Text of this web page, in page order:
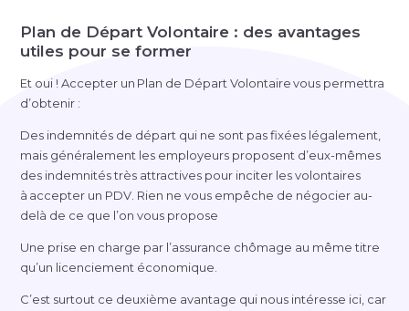
Plan de Départ Volontaire : des avantages
utiles pour se former
Et oui ! Accepter un Plan de Départ Volontaire vous permettra
d’obtenir :
Des indemnités de départ qui ne sont pas fixées légalement,
mais généralement les employeurs proposent d’eux-mêmes
des indemnités très attractives pour inciter les volontaires
à accepter un PDV. Rien ne vous empêche de négocier au-
delà de ce que l’on vous propose
Une prise en charge par l’assurance chômage au même titre
qu’un licenciement économique.
C’est surtout ce deuxième avantage qui nous intéresse ici, car